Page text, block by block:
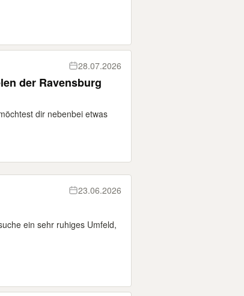
28.07.2026
der Ravensburg
dir nebenbei etwas
23.06.2026
ein sehr ruhiges Umfeld,